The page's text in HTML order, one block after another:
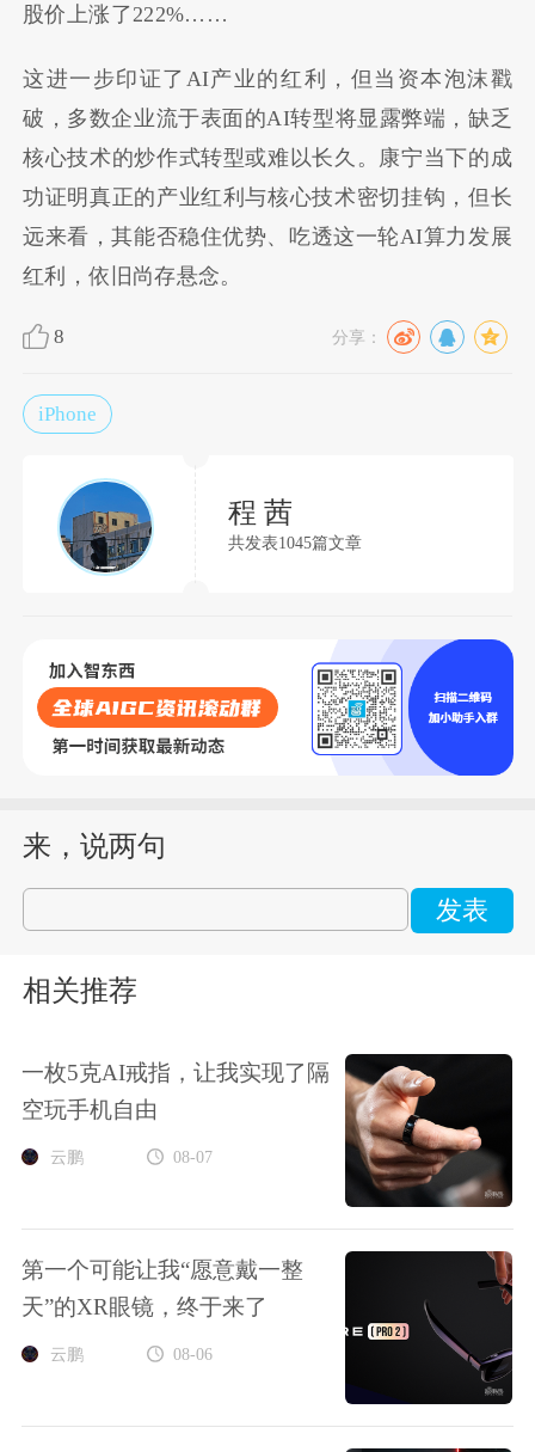
股价上涨了222%……
这进一步印证了AI产业的红利，但当资本泡沫戳
破，多数企业流于表面的AI转型将显露弊端，缺乏
核心技术的炒作式转型或难以长久。康宁当下的成
功证明真正的产业红利与核心技术密切挂钩，但长
远来看，其能否稳住优势、吃透这一轮AI算力发展
红利，依旧尚存悬念。
8 分享：
iPhone
程 茜
共发表1045篇文章
来，说两句
发表
相关推荐
一枚5克AI戒指，让我实现了隔
空玩手机自由
云鹏 08-07
第一个可能让我“愿意戴一整
天”的XR眼镜，终于来了
云鹏 08-06